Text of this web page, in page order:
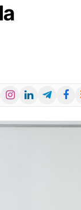
Instagram
LinkedInTelegram